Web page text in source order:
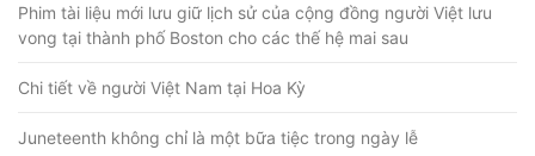
Phim tài liệu mới lưu giữ lịch sử của cộng đồng người Việt lưu
vong tại thành phố Boston cho các thế hệ mai sau
Chi tiết về người Việt Nam tại Hoa Kỳ
Juneteenth không chỉ là một bữa tiệc trong ngày lễ